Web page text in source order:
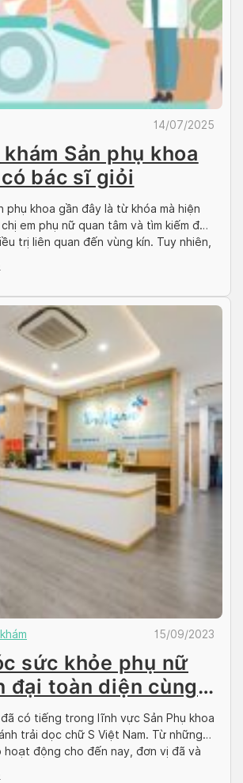
14/07/2025
Sản phụ khoa
bác sĩ giỏi
phụ khoa gần đây là từ khóa mà hiện
em phụ nữ quan tâm và tìm kiếm để
trị liên quan đến vùng kín. Tuy nhiên,
khám để gửi gắm sức khỏe, chị em
15/09/2023
sức khỏe phụ nữ
đại toàn diện cùng
có tiếng trong lĩnh vực Sản Phụ khoa
trải dọc chữ S Việt Nam. Từ những
hoạt động cho đến nay, đơn vị đã và
gói khám và chẩn đoán bệnh lý,